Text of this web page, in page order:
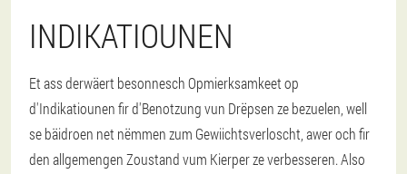
INDIKATIOUNEN
Et ass derwäert besonnesch Opmierksamkeet op
d'Indikatiounen fir d'Benotzung vun Drëpsen ze bezuelen, well
se bäidroen net nëmmen zum Gewiichtsverloscht, awer och fir
den allgemengen Zoustand vum Kierper ze verbesseren. Also